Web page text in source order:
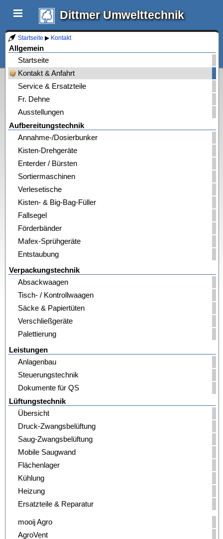
Dittmer Umwelttechnik
Startseite ▶ Kontakt
Allgemein
Startseite
Kontakt & Anfahrt
Service & Ersatzteile
Fr. Dehne
Ausstellungen
Aufbereitungstechnik
Annahme-/Dosierbunker
Kisten-Drehgeräte
Enterder / Bürsten
Sortiermaschinen
Verlesetische
Kisten- & Big-Bag-Füller
Fallsegel
Förderbänder
Mafex-Sprühgeräte
Entstaubung
Verpackungstechnik
Absackwaagen
Tisch- / Kontrollwaagen
Säcke & Papiertüten
Verschließgeräte
Palettierung
Leistungen
Anlagenbau
Steuerungstechnik
Dokumente für QS
Lüftungstechnik
Übersicht
Druck-Zwangsbelüftung
Saug-Zwangsbelüftung
Mobile Saugwand
Flächenlager
Kühlung
Heizung
Ersatzteile & Reparatur
mooij Agro
AgroVent